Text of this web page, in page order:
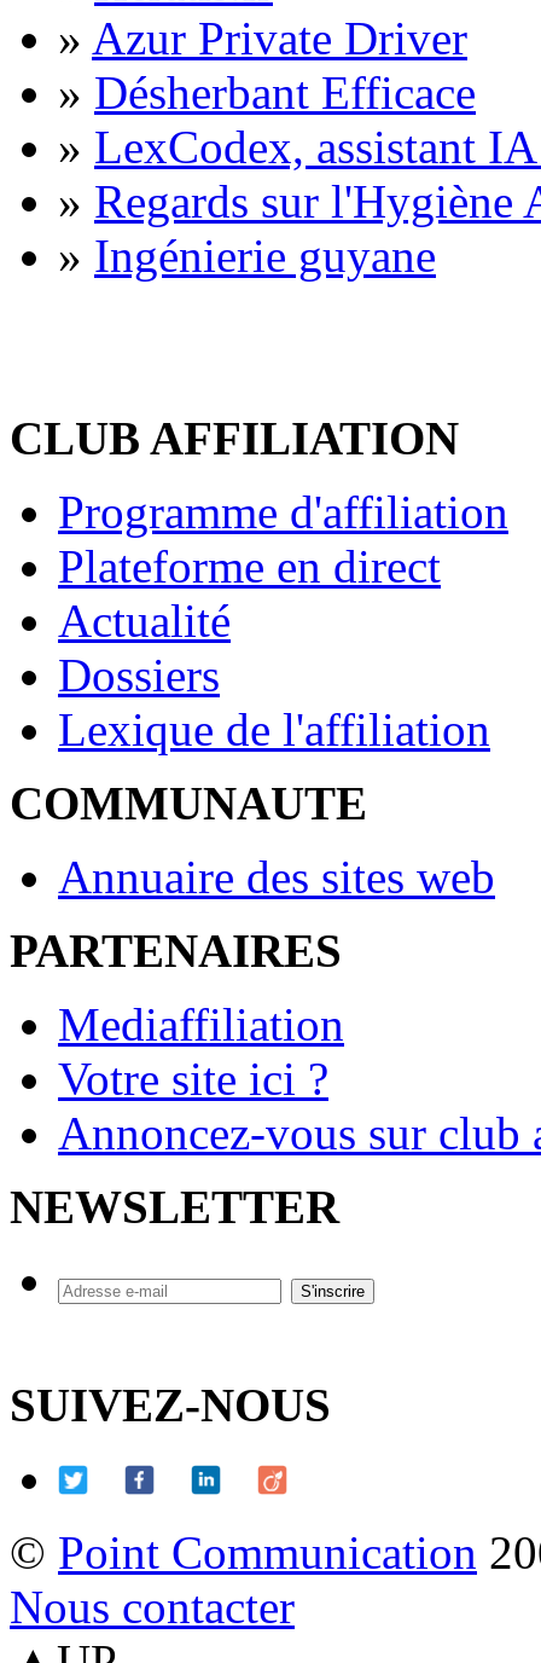
» Azur Private Driver
» Désherbant Efficace
» LexCodex, assistant
» Regards sur l'Hygiène
» Ingénierie guyane
CLUB AFFILIATION
Programme d'affiliation
Plateforme en direct
Actualité
Dossiers
Lexique de l'affiliation
COMMUNAUTE
Annuaire des sites web
PARTENAIRES
Mediaffiliation
Votre site ici ?
Annoncez-vous sur
NEWSLETTER
SUIVEZ-NOUS
© Point Communication
Nous contacter